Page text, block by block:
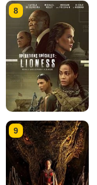
8
9